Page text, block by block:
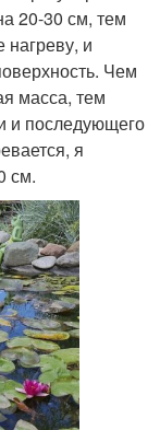
20-30 см, тем
и
Чем
масса, тем
и последующего
я
см.